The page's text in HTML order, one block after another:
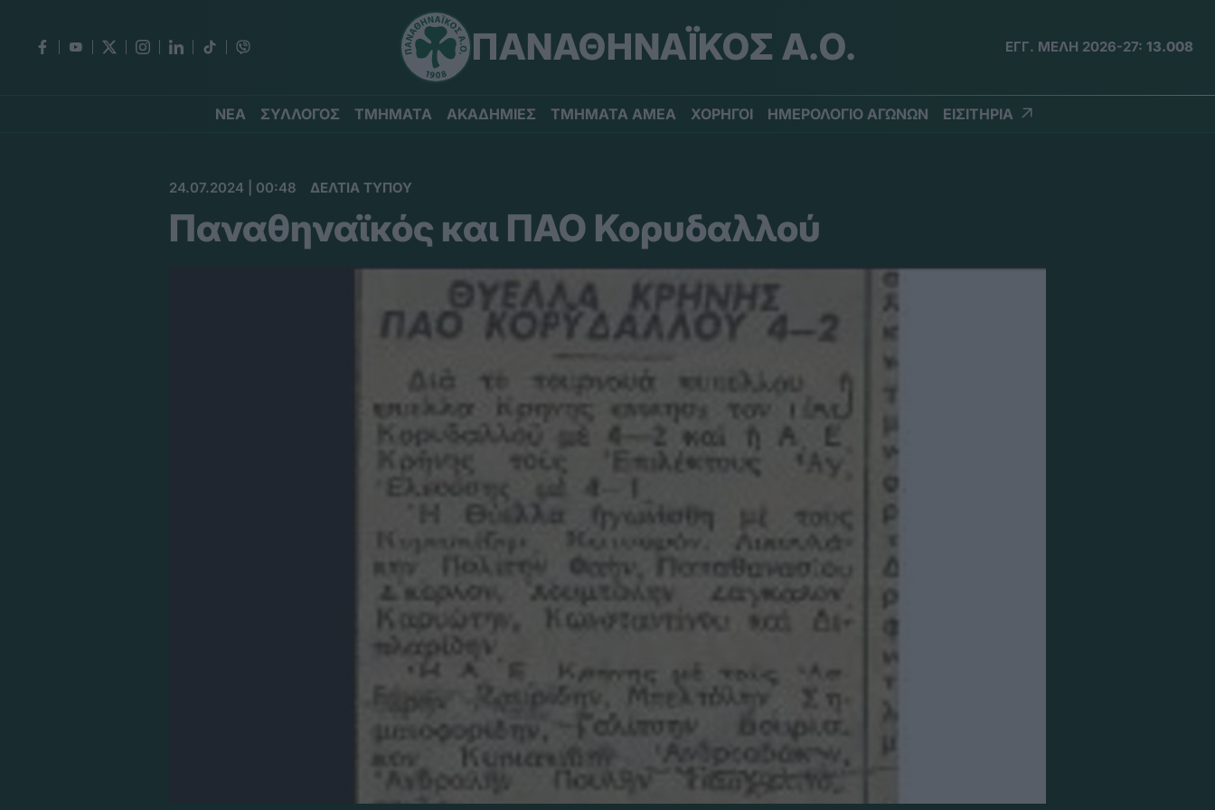
ΠΑΝΑΘΗΝΑΪΚΟΣ Α.Ο. ΕΓΓ. ΜΕΛΗ 2026-27: 13.008
ΝΕΑ ΣΥΛΛΟΓΟΣ ΤΜΗΜΑΤΑ ΑΚΑΔΗΜΙΕΣ ΤΜΗΜΑΤΑ ΑΜΕΑ ΧΟΡΗΓΟΙ ΗΜΕΡΟΛΟΓΙΟ ΑΓΩΝΩΝ ΕΙΣΙΤΗΡΙΑ
24.07.2024 | 00:48 ΔΕΛΤΙΑ ΤΥΠΟΥ
Παναθηναϊκός και ΠΑΟ Κορυδαλλού